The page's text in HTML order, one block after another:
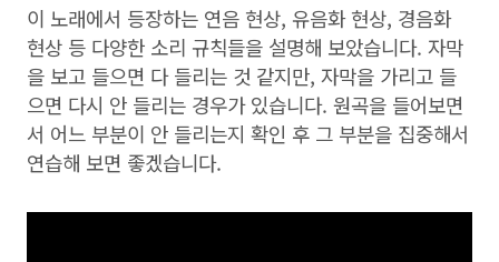
이 노래에서 등장하는 연음 현상, 유음화 현상, 경음화
현상 등 다양한 소리 규칙들을 설명해 보았습니다. 자막
을 보고 들으면 다 들리는 것 같지만, 자막을 가리고 들
으면 다시 안 들리는 경우가 있습니다. 원곡을 들어보면
서 어느 부분이 안 들리는지 확인 후 그 부분을 집중해서
연습해 보면 좋겠습니다.